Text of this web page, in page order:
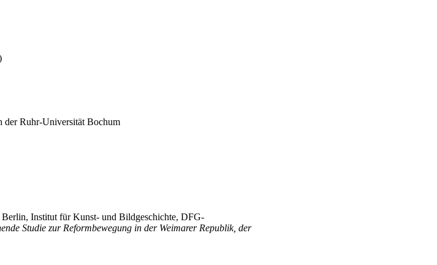
der Ruhr-Universität Bochum
Institut für Kunst- und Bildgeschichte, DFG-
Studie zur Reformbewegung in der Weimarer Republik, der